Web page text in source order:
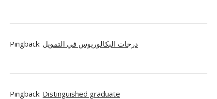
Pingback: درجات البكالوريوس في التمويل
Pingback: Distinguished graduate